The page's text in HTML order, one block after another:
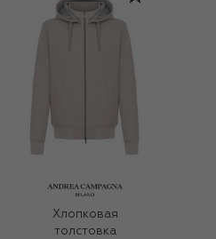
Хлопковая
толстовка